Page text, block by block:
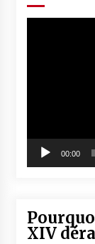
00:00
XIV